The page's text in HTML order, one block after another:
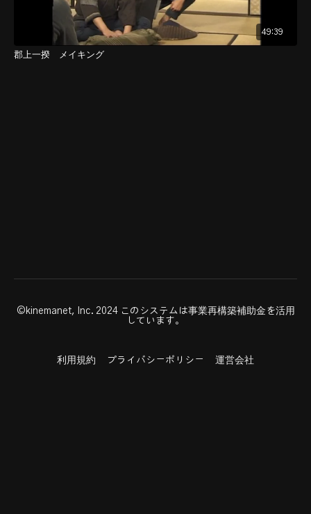
49:39
郡上一揆 メイキング
©kinemanet, Inc. 2024 このシステムは事業再構築補助金を活用
しています。
利用規約 プライバシーポリシー 運営会社